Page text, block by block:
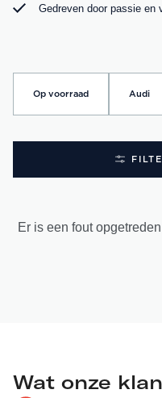
Gedreven door passie en
Op voorraad Audi
Er is een fout
Wat onze